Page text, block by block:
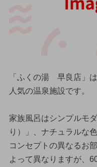
「ふくの湯 早良店」
人気の温泉施設です。
家族風呂はシンプルモ
り）」、ナチュラルな
コンセプトの異なるお
よって異なりますが、